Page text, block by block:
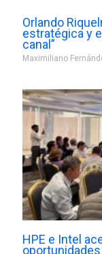
Orlando
estratégica y
canal”
Maximiliano
HPE e Intel